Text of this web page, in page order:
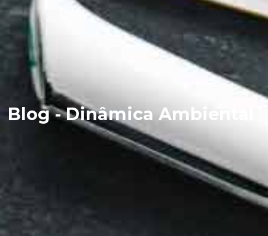
Blog - Dinâmica Ambiental